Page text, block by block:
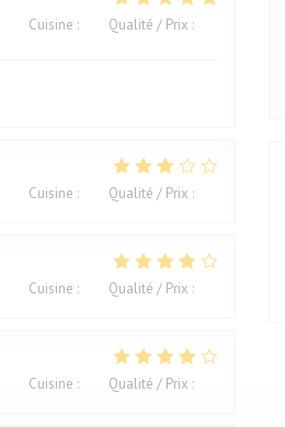
Cuisine : Qualité / Prix :
Cuisine : Qualité / Prix :
Cuisine : Qualité / Prix :
Cuisine : Qualité / Prix :